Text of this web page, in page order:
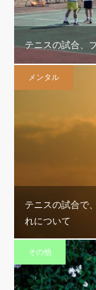
テニスの試合、
メンタル
テニスの試合で
れについて
その他